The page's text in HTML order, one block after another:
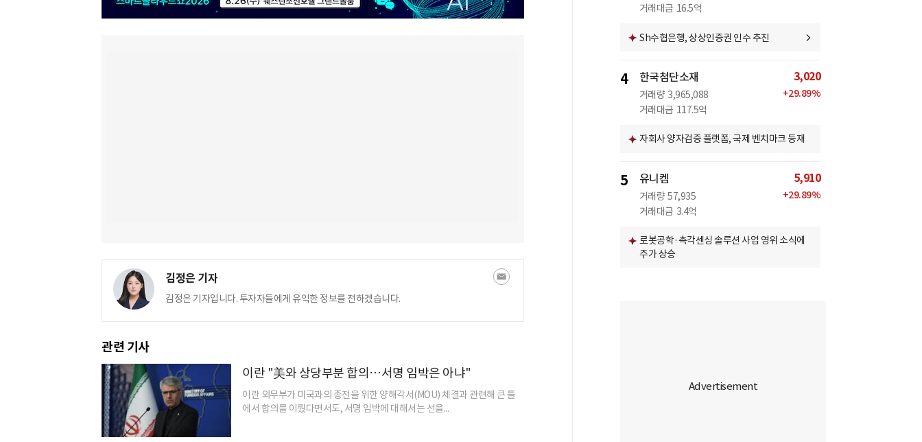
김정은 기자
김정은 기자입니다. 투자자들에게 유익한 정보를 전하겠습니다.
관련 기사
이란 "美와 상당부분 합의…서명 임박은 아냐"
이란 외무부가 미국과의 종전을 위한 양해각서(MOU) 체결과 관련해 큰 틀
에서 합의를 이뤘다면서도, 서명 임박에 대해서는 선을...
거래대금 16.5억
Sh수협은행, 상상인증권 인수 추진
4 한국첨단소재
거래량 3,965,088
거래대금 117.5억
3,020
+29.89%
자회사 양자검증 플랫폼, 국제 벤치마크 등재
5 유니켐
거래량 57,935
거래대금 3.4억
5,910
+29.89%
로봇공학·촉각센싱 솔루션 사업 영위 소식에
주가 상승